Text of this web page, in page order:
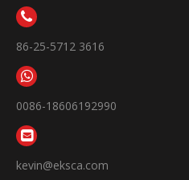
86-25-5712 3616
0086-18606192990
kevin@eksca.com